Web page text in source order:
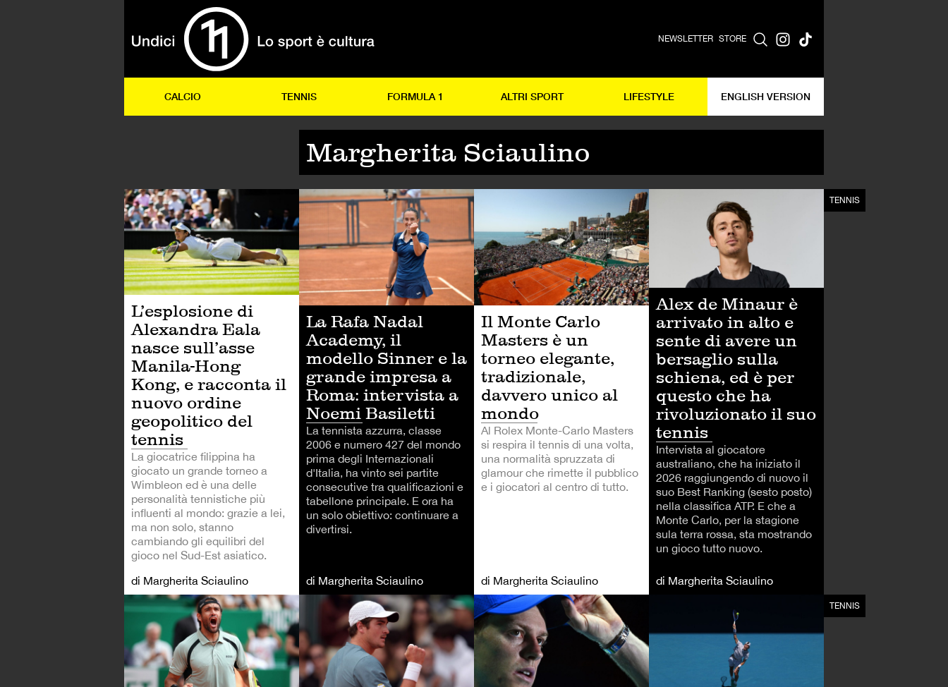
NEWSLETTER STORE
CALCIO TENNIS FORMULA 1 ALTRI SPORT LIFESTYLE ENGLISH VERSION
Margherita Sciaulino
TENNIS
L’esplosione di
Alexandra Eala
nasce sull’asse
Manila-Hong
Kong, e racconta il
nuovo ordine
geopolitico del
tennis
La giocatrice filippina ha
giocato un grande torneo a
Wimbleon ed è una delle
personalità tennistiche più
influenti al mondo: grazie a lei,
ma non solo, stanno
cambiando gli equilibri del
gioco nel Sud-Est asiatico.
di Margherita Sciaulino
La Rafa Nadal
Academy, il
modello Sinner e la
grande impresa a
Roma: intervista a
Noemi Basiletti
La tennista azzurra, classe
2006 e numero 427 del mondo
prima degli Internazionali
d'Italia, ha vinto sei partite
consecutive tra qualificazioni e
tabellone principale. E ora ha
un solo obiettivo: continuare a
divertirsi.
di Margherita Sciaulino
Il Monte Carlo
Masters è un
torneo elegante,
tradizionale,
davvero unico al
mondo
Al Rolex Monte-Carlo Masters
si respira il tennis di una volta,
una normalità spruzzata di
glamour che rimette il pubblico
e i giocatori al centro di tutto.
di Margherita Sciaulino
TENNIS
Alex de Minaur è
arrivato in alto e
sente di avere un
bersaglio sulla
schiena, ed è per
questo che ha
rivoluzionato il suo
tennis
Intervista al giocatore
australiano, che ha iniziato il
2026 raggiungendo di nuovo il
suo Best Ranking (sesto posto)
nella classifica ATP. E che a
Monte Carlo, per la stagione
sula terra rossa, sta mostrando
un gioco tutto nuovo.
di Margherita Sciaulino
TENNIS TENNIS TENNIS